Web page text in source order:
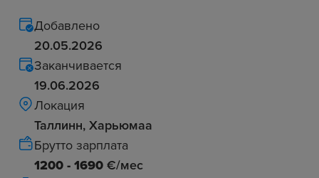
Добавлено
20.05.2026
Заканчивается
19.06.2026
Локация
Таллинн, Харьюмаа
Брутто зарплата
1200 - 1690 €/мес